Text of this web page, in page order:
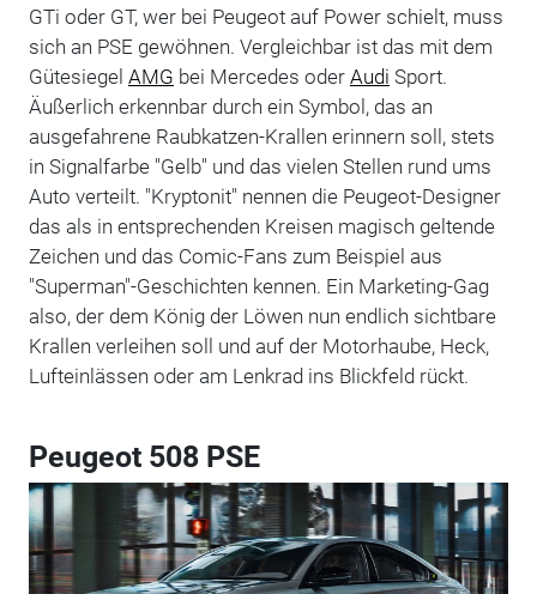
GTi oder GT, wer bei Peugeot auf Power schielt, muss
sich an PSE gewöhnen. Vergleichbar ist das mit dem
Gütesiegel AMG bei Mercedes oder Audi Sport.
Äußerlich erkennbar durch ein Symbol, das an
ausgefahrene Raubkatzen-Krallen erinnern soll, stets
in Signalfarbe "Gelb" und das vielen Stellen rund ums
Auto verteilt. "Kryptonit" nennen die Peugeot-Designer
das als in entsprechenden Kreisen magisch geltende
Zeichen und das Comic-Fans zum Beispiel aus
"Superman"-Geschichten kennen. Ein Marketing-Gag
also, der dem König der Löwen nun endlich sichtbare
Krallen verleihen soll und auf der Motorhaube, Heck,
Lufteinlässen oder am Lenkrad ins Blickfeld rückt.
Peugeot 508 PSE